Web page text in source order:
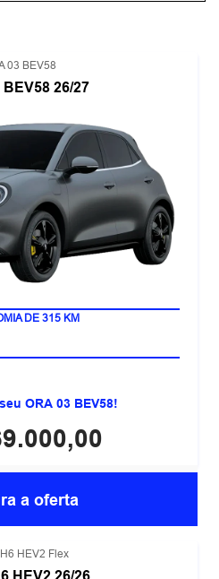
03 BEV58
BEV58 26/27
ELÉTRICO
ORA 03 BEV58!
a oferta
HEV2 Flex